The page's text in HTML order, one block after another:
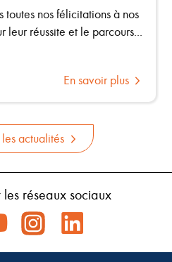
toutes nos félicitations à nos
leur réussite et le parcours...
En savoir plus
actualités
les réseaux sociaux